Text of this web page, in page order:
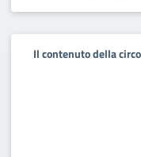
Il contenuto della